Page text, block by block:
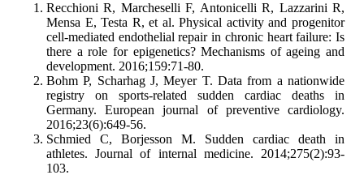
Recchioni R, Marcheselli F, Antonicelli R, Lazzarini R,
Mensa E, Testa R, et al. Physical activity and progenitor
cell-mediated endothelial repair in chronic heart failure: Is
there a role for epigenetics? Mechanisms of ageing and
development. 2016;159:71-80.
Bohm P, Scharhag J, Meyer T. Data from a nationwide
registry on sports-related sudden cardiac deaths in
Germany. European journal of preventive cardiology.
2016;23(6):649-56.
Schmied C, Borjesson M. Sudden cardiac death in
athletes. Journal of internal medicine. 2014;275(2):93-
103.